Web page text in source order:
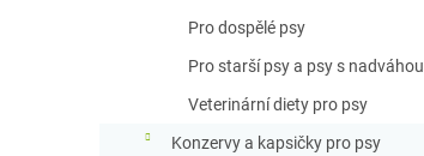
Pro dospělé psy
Pro starší psy a psy s nadváhou
Veterinární diety pro psy
Konzervy a kapsičky pro psy